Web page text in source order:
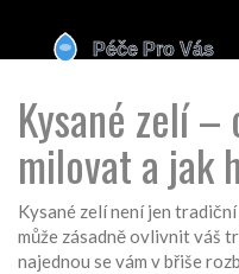
Kysané zelí
milovat a jak
Kysané zelí není jen
může zásadně ovlivnit váš
najednou se vám v břiše